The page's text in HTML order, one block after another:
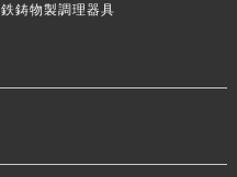
鉄鋳物製調理器具